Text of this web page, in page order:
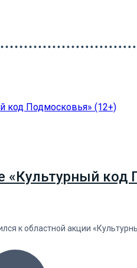
«Культурный код
к областной акции